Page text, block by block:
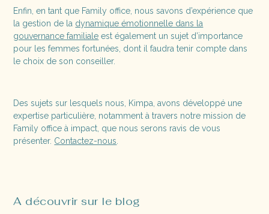
Enfin, en tant que Family office, nous savons d’expérience que
la gestion de la dynamique émotionnelle dans la
gouvernance familiale est également un sujet d’importance
pour les femmes fortunées, dont il faudra tenir compte dans
le choix de son conseiller.
Des sujets sur lesquels nous, Kimpa, avons développé une
expertise particulière, notamment à travers notre mission de
Family office à impact, que nous serons ravis de vous
présenter. Contactez-nous
A découvrir sur le blog